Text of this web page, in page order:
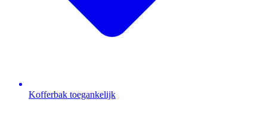
Kofferbak toegankelijk